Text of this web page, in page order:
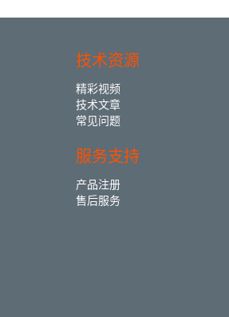
技术资源
精彩视频
技术文章
常见问题
服务支持
产品注册
售后服务